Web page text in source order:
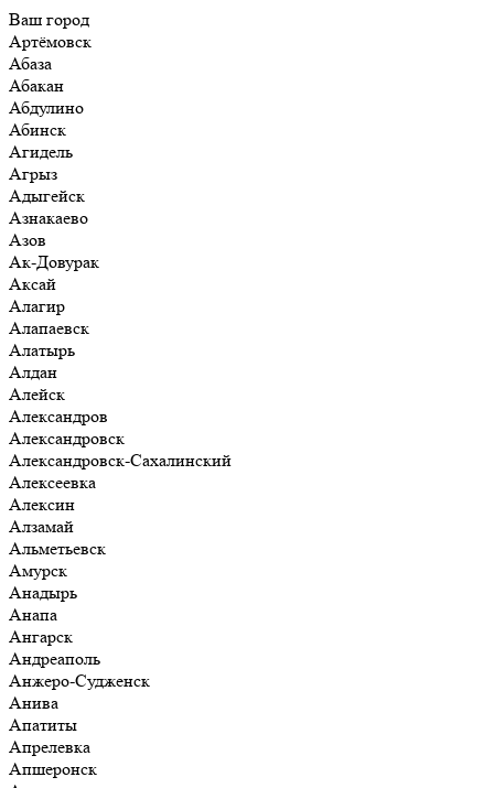
Ваш город
Артёмовск
Абаза
Абакан
Абдулино
Абинск
Агидель
Агрыз
Адыгейск
Азнакаево
Азов
Ак-Довурак
Аксай
Алагир
Алапаевск
Алатырь
Алдан
Алейск
Александров
Александровск
Александровск-Сахалинский
Алексеевка
Алексин
Алзамай
Альметьевск
Амурск
Анадырь
Анапа
Ангарск
Андреаполь
Анжеро-Судженск
Анива
Апатиты
Апрелевка
Апшеронск